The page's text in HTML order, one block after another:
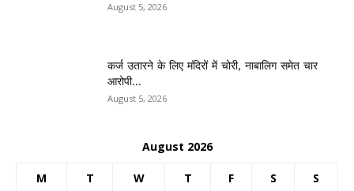
August 5, 2026
कर्ज उतारने के लिए मंदिरों में चोरी, नाबालिग समेत चार
आरोपी...
August 5, 2026
August 2026
M T W T F S S